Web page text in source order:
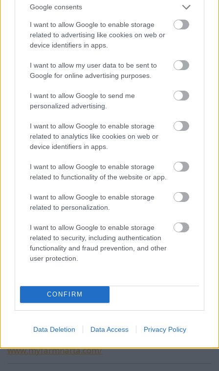
Google consents
I want to allow Google to enable storage
related to advertising like cookies on web or
device identifiers in apps.
I want to allow my user data to be sent to
Google for online advertising purposes.
I want to allow Google to send me
personalized advertising.
I want to allow Google to enable storage
related to analytics like cookies on web or
device identifiers in apps.
I want to allow Google to enable storage
related to functionality of the website or app.
I want to allow Google to enable storage
related to personalization.
I want to allow Google to enable storage
related to security, including authentication
functionality and fraud prevention, and other
user protection.
CONFIRM
Data Deletion Data Access Privacy Policy
szívnak.
Bár van különbségtétel, aki éveken keresztül
korrektül végzi a munkáját, az kap bizonyos
könnyítést.
fhdgy
@bpetya75: Nagyon köszönöm a hozzászólásodat.
Most el kell mennem, de jövök vissza és reagálni
fogok, remélem jó értelemben.
Egyébként gondoltam rád, amikor ezt a hozzászólást
írtam, " ha ezt Petya olvasná"! Szerencsére olvastad!
bpetya75
4 éve
Oké. Egy darabig még leszek :-)
4 éve
@fhdgy: ez most jutott eszembe, szinten Somogyban
Otletado:
www.myfarmharta.com/